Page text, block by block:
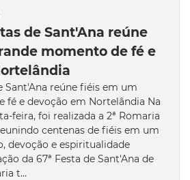
de Sant'Ana reúne
momento de fé e
Sant'Ana reúne fiéis em um
fé e devoção em Nortelândia Na
feira, foi realizada a 2ª Romaria
centenas de fiéis em um
devoção e espiritualidade
da 67ª Festa de Sant'Ana de
t…